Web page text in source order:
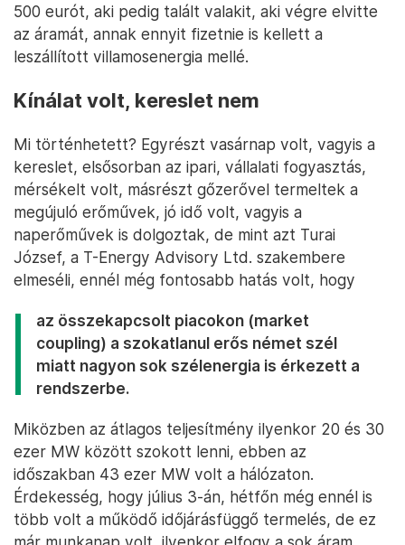
500 eurót, aki pedig talált valakit, aki végre elvitte
az áramát, annak ennyit fizetnie is kellett a
leszállított villamosenergia mellé.
Kínálat volt, kereslet nem
Mi történhetett? Egyrészt vasárnap volt, vagyis a
kereslet, elsősorban az ipari, vállalati fogyasztás,
mérsékelt volt, másrészt gőzerővel termeltek a
megújuló erőművek, jó idő volt, vagyis a
naperőművek is dolgoztak, de mint azt Turai
József, a T-Energy Advisory Ltd. szakembere
elmeséli, ennél még fontosabb hatás volt, hogy
az összekapcsolt piacokon (market
coupling) a szokatlanul erős német szél
miatt nagyon sok szélenergia is érkezett a
rendszerbe.
Miközben az átlagos teljesítmény ilyenkor 20 és 30
ezer MW között szokott lenni, ebben az
időszakban 43 ezer MW volt a hálózaton.
Érdekesség, hogy július 3-án, hétfőn még ennél is
több volt a működő időjárásfüggő termelés, de ez